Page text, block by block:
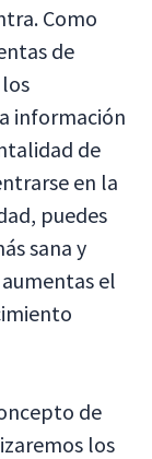
Como
de
información
de
en la
puedes
sana y
el
de
los